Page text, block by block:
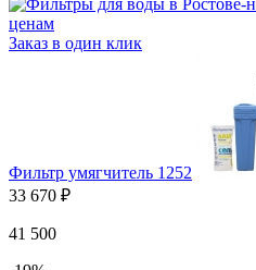
Заказ в один клик
Фильтр умягчитель 1252
33 670 ₽
41 500